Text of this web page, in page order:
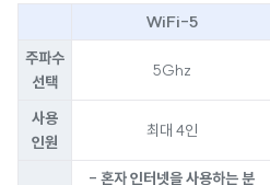
WiFi-5
주파수
선택
5Ghz
사용
인원
최대 4인
- 혼자 인터넷을 사용하는 분